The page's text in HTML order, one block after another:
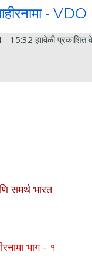
- VDO
ह्यावेळी प्रकाशित
समर्थ भारत
भाग - १